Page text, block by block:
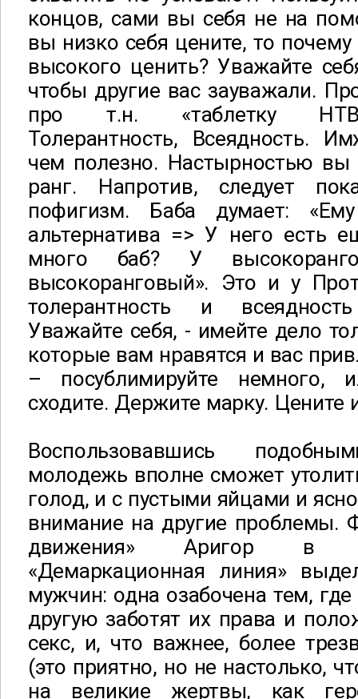
концов, сами вы себя не на
вы низко себя цените, то
высокого ценить? Уважайте
чтобы другие вас зауважали.
про т.н. «таблетку
Толерантность, Всеядность.
чем полезно. Настырностью вы
ранг. Напротив, следует
пофигизм. Баба думает:
альтернатива => У него есть
много баб? У
высокоранговый». Это и у
толерантность и
Уважайте себя, - имейте дело
которые вам нравятся и вас
– посублимируйте немного,
сходите. Держите марку. Цените
Воспользовавшись
молодежь вполне сможет
голод, и с пустыми яйцами и
внимание на другие проблемы.
движения» Аригор в
«Демаркационная линия»
мужчин: одна озабочена тем,
другую заботят их права и
секс, и, что важнее, более
(это приятно, но не настолько,
на великие жертвы, как